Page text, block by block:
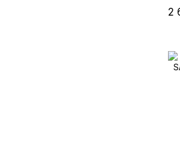
2